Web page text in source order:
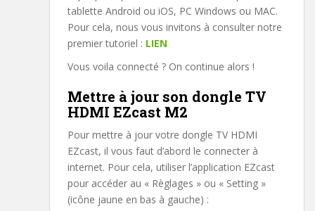
tablette Android ou iOS, PC Windows ou MAC.
Pour cela, nous vous invitons à consulter notre
premier tutoriel : LIEN
Vous voila connecté ? On continue alors !
Mettre à jour son dongle TV
HDMI EZcast M2
Pour mettre à jour votre dongle TV HDMI
EZcast, il vous faut d’abord le connecter à
internet. Pour cela, utiliser l’application EZcast
pour accéder au « Règlages » ou « Setting »
(icône jaune en bas à gauche) :